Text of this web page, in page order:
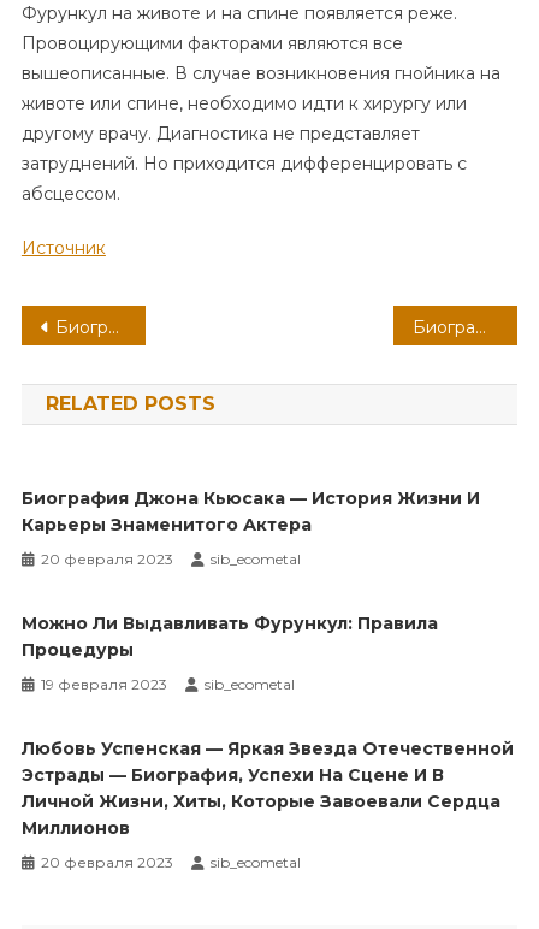
Фурункул на животе и на спине появляется реже.
Провоцирующими факторами являются все
вышеописанные. В случае возникновения гнойника на
животе или спине, необходимо идти к хирургу или
другому врачу. Диагностика не представляет
затруднений. Но приходится дифференцировать с
абсцессом.
Источник
Навигация
по
записям
Биография Наташи Королевой — интересные факты и достижения Биография Александра Островского — история жизни и творчества в презентации
RELATED POSTS
Биография Джона Кьюсака — История Жизни И
Карьеры Знаменитого Актера
20 февраля 2023 sib_ecometal
Можно Ли Выдавливать Фурункул: Правила
Процедуры
19 февраля 2023 sib_ecometal
Любовь Успенская — Яркая Звезда Отечественной
Эстрады — Биография, Успехи На Сцене И В
Личной Жизни, Хиты, Которые Завоевали Сердца
Миллионов
20 февраля 2023 sib_ecometal